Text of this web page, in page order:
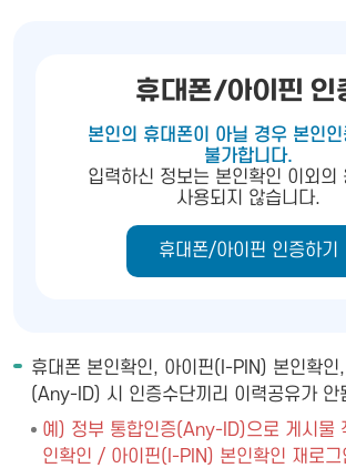
휴대폰/아이핀 인
본인의 휴대폰이 아닐 경우 본인인
불가합니다.
입력하신 정보는 본인확인 이외의
사용되지 않습니다.
휴대폰/아이핀 인증하기
휴대폰 본인확인, 아이핀(I-PIN) 본인확인
(Any-ID) 시 인증수단끼리 이력공유가 안
예) 정부 통합인증(Any-ID)으로 게시물
인확인 / 아이핀(I-PIN) 본인확인 재로그